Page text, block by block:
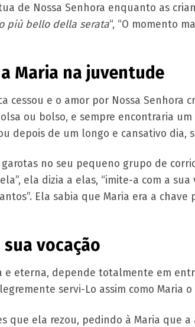
de Nossa Senhora enquanto as
più bello della serata“, “O momento
Maria na juventude
cessou e o amor por Nossa Senhora
ou bolso, e sempre encontraria
depois de um longo e cansativo dia,
garotas no seu pequeno grupo de
ela”, ela dizia a elas, “imite-a com a
Ela sabia que Maria era a
vocação
e eterna, depende totalmente em
servi-Lo assim como Maria
que ela rezou, pedindo à Maria que